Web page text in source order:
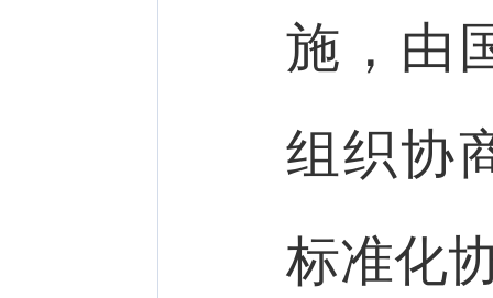
施，由
组织协
标准化